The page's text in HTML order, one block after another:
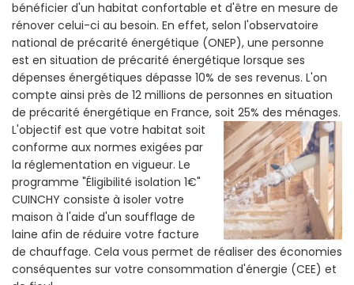
bénéficier d'un habitat confortable et d'être en mesure de
rénover celui-ci au besoin. En effet, selon l'observatoire
national de précarité énergétique (ONEP), une personne
est en situation de précarité énergétique lorsque ses
dépenses énergétiques dépasse 10% de ses revenus. L'on
compte ainsi près de 12 millions de personnes en situation
de précarité énergétique en France, soit 25% des ménages.
L'objectif est que votre habitat soit
conforme aux normes exigées par
la réglementation en vigueur. Le
programme "Éligibilité isolation 1€"
CUINCHY consiste à isoler votre
maison à l'aide d'un soufflage de
laine afin de réduire votre facture
de chauffage. Cela vous permet de réaliser des économies
conséquentes sur votre consommation d'énergie (CEE) et